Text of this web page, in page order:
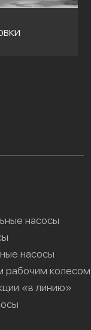
насосы
насосы
рабочим колесом
«в линию»